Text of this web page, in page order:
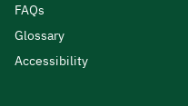
FAQs
Glossary
Accessibility